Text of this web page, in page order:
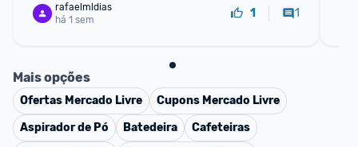
rafaelmldias
há 1 sem
1 1
Mais opções
Ofertas Mercado Livre Cupons Mercado Livre
Aspirador de Pó
Batedeira
Cafeteiras